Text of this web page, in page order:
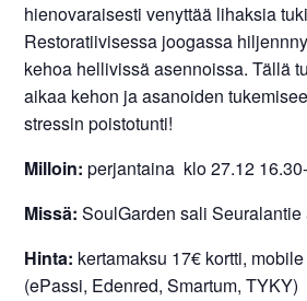
hienovaraisesti venyttää lihaksia
Restoratiivisessa joogassa
kehoa hellivissä asennoissa. Tällä
aikaa kehon ja asanoiden
stressin poistotunti!
Milloin:perjantaina klo 27.12
Missä:SoulGarden sali Seuralantie
Hinta: kertamaksu 17€ kortti,
(ePassi, Edenred, Smartum, TYKY)